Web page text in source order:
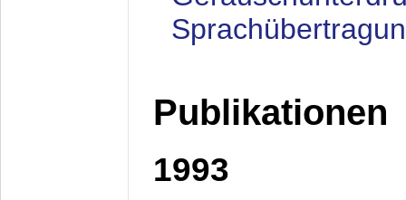
Publikationen
1993